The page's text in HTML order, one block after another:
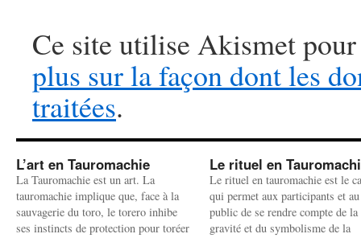
Ce site utilise Akismet
plus sur la façon dont les
traitées.
L’art en Tauromachie
La Tauromachie est un art. La
tauromachie implique que, face à la
sauvagerie du toro, le torero inhibe
ses instincts de protection pour toréer
Le rituel en
Le rituel en tauromachie est le
qui permet aux participants et au
public de se rendre compte de la
gravité et du symbolisme de la